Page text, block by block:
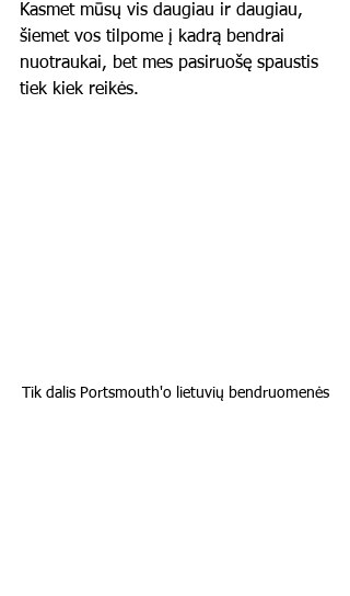
Kasmet mūsų vis daugiau ir daugiau,
šiemet vos tilpome į kadrą bendrai
nuotraukai, bet mes pasiruošę spaustis
tiek kiek reikės.
Tik dalis Portsmouth'o lietuvių bendruomenės